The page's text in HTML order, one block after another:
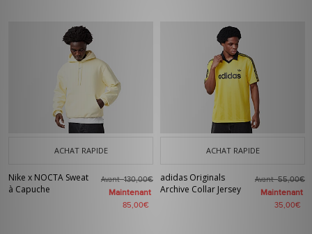
ACHAT RAPIDE
Nike x NOCTA Sweat
à Capuche
Avant130,00€
Maintenant
85,00€
ACHAT RAPIDE
adidas Originals
Archive Collar Jersey
Avant55,00€
Maintenant
35,00€